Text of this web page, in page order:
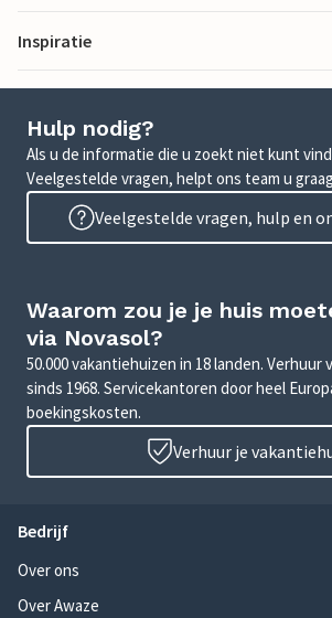
Inspiratie
Hulp nodig?
Als u de informatie die u zoekt niet kunt
Veelgestelde vragen, helpt ons team u
Veelgestelde vragen, hulp en
Waarom zou je je huis
via Novasol?
50.000 vakantiehuizen in 18 landen. Verhuur
sinds 1968. Servicekantoren door heel
boekingskosten.
Verhuur je
Bedrijf
Over ons
Over Awaze